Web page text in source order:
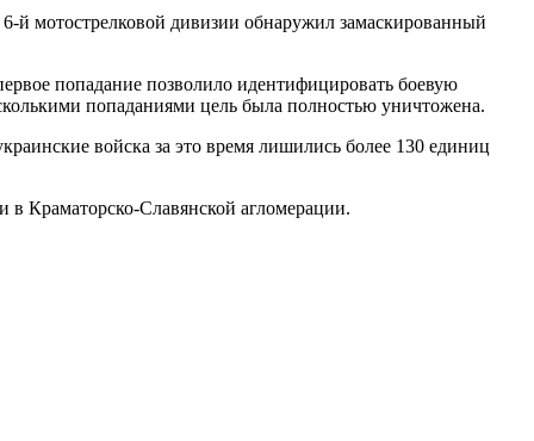
й мотострелковой дивизии обнаружил замаскированный
попадание позволило идентифицировать боевую
попаданиями цель была полностью уничтожена.
войска за это время лишились более 130 единиц
в Краматорско-Славянской агломерации.